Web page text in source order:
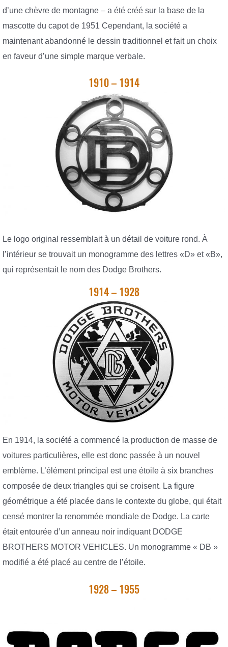
d’une chèvre de montagne – a été créé sur la base de la
mascotte du capot de 1951 Cependant, la société a
maintenant abandonné le dessin traditionnel et fait un choix
en faveur d’une simple marque verbale.
1910 – 1914
Le logo original ressemblait à un détail de voiture rond. À
l’intérieur se trouvait un monogramme des lettres «D» et «B»,
qui représentait le nom des Dodge Brothers.
1914 – 1928
En 1914, la société a commencé la production de masse de
voitures particulières, elle est donc passée à un nouvel
emblème. L’élément principal est une étoile à six branches
composée de deux triangles qui se croisent. La figure
géométrique a été placée dans le contexte du globe, qui était
censé montrer la renommée mondiale de Dodge. La carte
était entourée d’un anneau noir indiquant DODGE
BROTHERS MOTOR VEHICLES. Un monogramme « DB »
modifié a été placé au centre de l’étoile.
1928 – 1955